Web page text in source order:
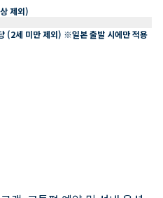
제외)
(2세 미만 제외) ※일본 출발 시에만 적용